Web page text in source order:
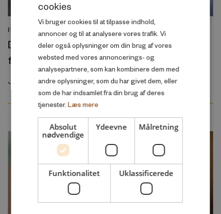
FORSKNINGSRAPPORT
Demographics and the welfare state –
from one crisis to the next?
Juli 2026
cookies
Vi bruger cookies til at tilpasse indhold,
annoncer og til at analysere vores trafik. Vi
deler også oplysninger om din brug af vores
websted med vores annoncerings- og
analysepartnere, som kan kombinere dem med
andre oplysninger, som du har givet dem, eller
som de har indsamlet fra din brug af deres
tjenester. Læs mere
Absolut
nødvendige
Ydeevne Målretning
Funktionalitet Uklassificerede